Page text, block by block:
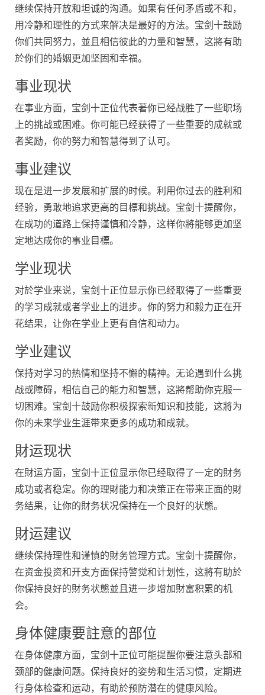
继续保持开放和坦诚的沟通。如果有任何矛盾或不和，
用冷静和理性的方式来解决是最好的方法。宝剑十鼓励
你们共同努力，並且相信彼此的力量和智慧，这將有助
於你们的婚姻更加坚固和幸福。
事业现状
在事业方面，宝剑十正位代表著你已经战胜了一些职场
上的挑战或困难。你可能已经获得了一些重要的成就或
者奖励，你的努力和智慧得到了认可。
事业建议
现在是进一步发展和扩展的时候。利用你过去的胜利和
经验，勇敢地追求更高的目標和挑战。宝剑十提醒你，
在成功的道路上保持谨慎和冷静，这样你將能够更加坚
定地达成你的事业目標。
学业现状
对於学业来说，宝剑十正位显示你已经取得了一些重要
的学习成就或者学业上的进步。你的努力和毅力正在开
花结果，让你在学业上更有自信和动力。
学业建议
保持对学习的热情和坚持不懈的精神。无论遇到什么挑
战或障碍，相信自己的能力和智慧，这將帮助你克服一
切困难。宝剑十鼓励你积极探索新知识和技能，这將为
你的未来学业生涯带来更多的成功和成就。
財运现状
在財运方面，宝剑十正位显示你已经取得了一定的財务
成功或者稳定。你的理財能力和决策正在带来正面的財
务结果，让你的財务状况保持在一个良好的状態。
財运建议
继续保持理性和谨慎的財务管理方式。宝剑十提醒你，
在资金投资和开支方面保持警觉和计划性，这將有助於
你保持良好的財务状態並且进一步增加財富积累的机
会。
身体健康要註意的部位
在身体健康方面，宝剑十正位可能提醒你要注意头部和
颈部的健康问题。保持良好的姿势和生活习惯，定期进
行身体检查和运动，有助於预防潜在的健康风险。